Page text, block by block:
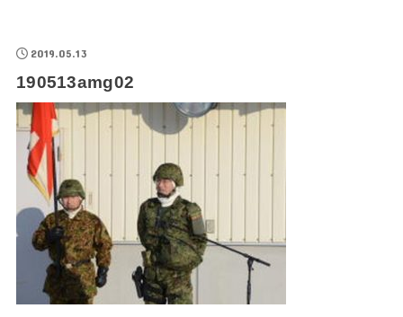
2019.05.13
190513amg02